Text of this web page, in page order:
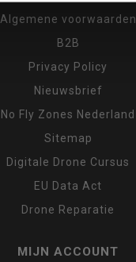
Algemene voorwaarden
B2B
Privacy Policy
Nieuwsbrief
No Fly Zones Nederland
Sitemap
Digitale Drone Cursus
EU Data Act
Drone Reparatie
MIJN ACCOUNT